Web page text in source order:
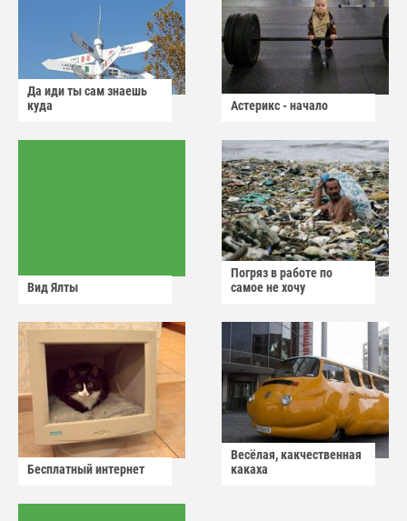
Да иди ты сам знаешь
куда
Астерикс - начало
Вид Ялты
Погряз в работе по
самое не хочу
Бесплатный интернет
Весёлая, какчественная
какаха